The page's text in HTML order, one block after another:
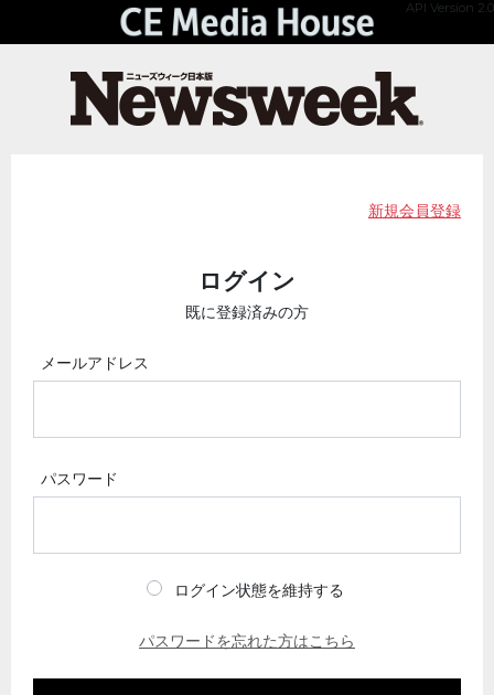
API Version 2.0
新規会員登録
ログイン
既に登録済みの方
メールアドレス
パスワード
ログイン状態を維持する
パスワードを忘れた方はこちら